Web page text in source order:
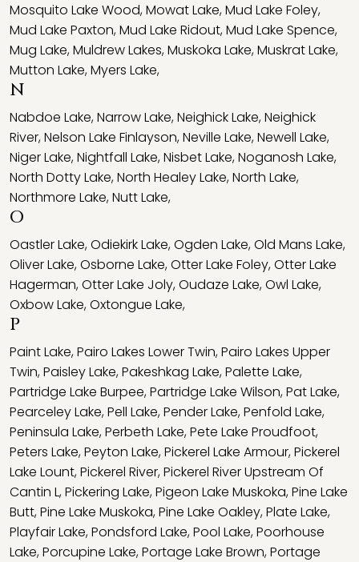
Mosquito Lake Wood,Mowat Lake,Mud Lake Foley,
Mud Lake Paxton,Mud Lake Ridout,Mud Lake Spence,
Mug Lake,Muldrew Lakes,Muskoka Lake,Muskrat Lake,
Mutton Lake,Myers Lake,
N
Nabdoe Lake,Narrow Lake,Neighick Lake,Neighick
River,Nelson Lake Finlayson,Neville Lake,Newell Lake,
Niger Lake,Nightfall Lake,Nisbet Lake,Noganosh Lake,
North Dotty Lake,North Healey Lake,North Lake,
Northmore Lake,Nutt Lake,
O
Oastler Lake,Odiekirk Lake,Ogden Lake,Old Mans Lake,
Oliver Lake,Osborne Lake,Otter Lake Foley,Otter Lake
Hagerman,Otter Lake Joly,Oudaze Lake,Owl Lake,
Oxbow Lake,Oxtongue Lake,
P
Paint Lake,Pairo Lakes Lower Twin,Pairo Lakes Upper
Twin,Paisley Lake,Pakeshkag Lake,Palette Lake,
Partridge Lake Burpee,Partridge Lake Wilson,Pat Lake,
Pearceley Lake,Pell Lake,Pender Lake,Penfold Lake,
Peninsula Lake,Perbeth Lake,Pete Lake Proudfoot,
Peters Lake,Peyton Lake,Pickerel Lake Armour,Pickerel
Lake Lount,Pickerel River,Pickerel River Upstream Of
Cantin L,Pickering Lake,Pigeon Lake Muskoka,Pine Lake
Butt,Pine Lake Muskoka,Pine Lake Oakley,Plate Lake,
Playfair Lake,Pondsford Lake,Pool Lake,Poorhouse
Lake,Porcupine Lake,Portage Lake Brown,Portage